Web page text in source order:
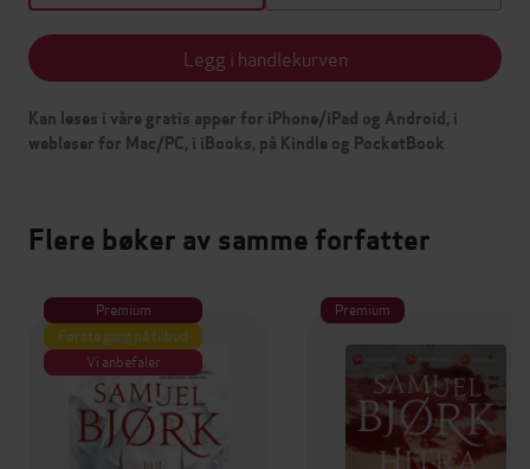
Legg i handlekurven
Kan leses i våre gratis apper for iPhone/iPad og Android, i
webleser for Mac/PC, i iBooks, på Kindle og PocketBook
Flere bøker av samme forfatter
Premium
Første gang på tilbud
Vi anbefaler
Premium